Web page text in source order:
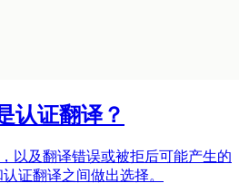
认证翻译？
以及翻译错误或被拒后可能产生的
证翻译之间做出选择。